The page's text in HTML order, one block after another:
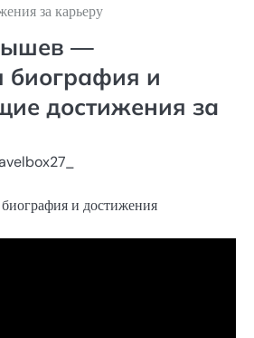
за карьеру
—
биография и
достижения за